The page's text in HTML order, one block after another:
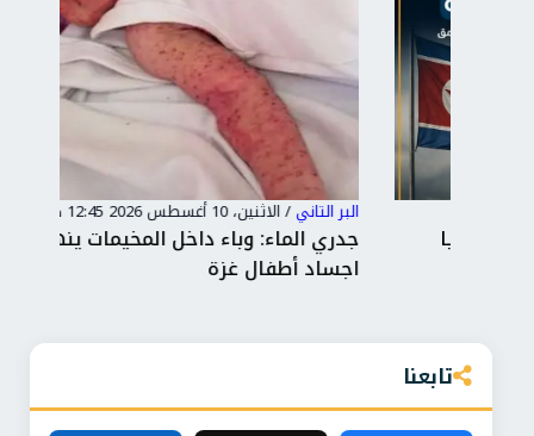
الاثنين، 10 أغسطس 2026 12:45 ص
جدري الماء: وباء داخل المخيمات ينهش في
اجساد أطفال غزة
تابعنا